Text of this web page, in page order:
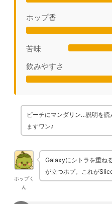
ホップ香
苦味
飲みやすさ
ピーチにマンダリン…説明を読
ますワン♪
ホップく
ん
Galaxyにシトラを重ね
が立つホプ。これが